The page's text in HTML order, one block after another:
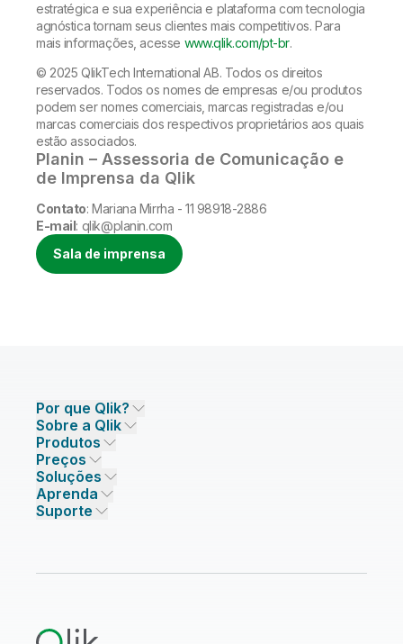
estratégica e sua experiência e plataforma com tecnologia
agnóstica tornam seus clientes mais competitivos. Para
mais informações, acesse www.qlik.com/pt-br.
© 2025 QlikTech International AB. Todos os direitos
reservados. Todos os nomes de empresas e/ou produtos
podem ser nomes comerciais, marcas registradas e/ou
marcas comerciais dos respectivos proprietários aos quais
estão associados.
Planin – Assessoria de Comunicação e
de Imprensa da Qlik
Contato: Mariana Mirrha - 11 98918-2886
E-mail: qlik@planin.com
Sala de imprensa
Por que Qlik?
Por que Qlik
Confiança e Segurança
Confiança e Privacidade
Confiança e IA
Parceiros de Tecnologia em Destaque
Fontes e Destinos de Dados
Sobre a Qlik
Empresa
Carreiras
Sala de Imprensa
Escritórios Globais/Contatos
Produtos
INTEGRAÇÃO E QUALIDADE DE DADOS
Qlik Talend
Qlik Talend Cloud
Talend Data Fabric
Preços
Preços de Integração de Dados
Preços de Analytics
Preços de IA/ML
Soluções
PARCEIROS DE SOLUÇÕES
Encontre um Parceiro
Aprenda
Eventos
Suporte